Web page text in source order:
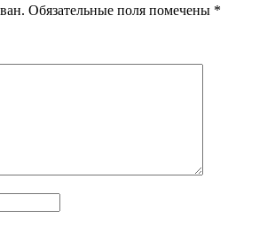
Обязательные поля помечены *